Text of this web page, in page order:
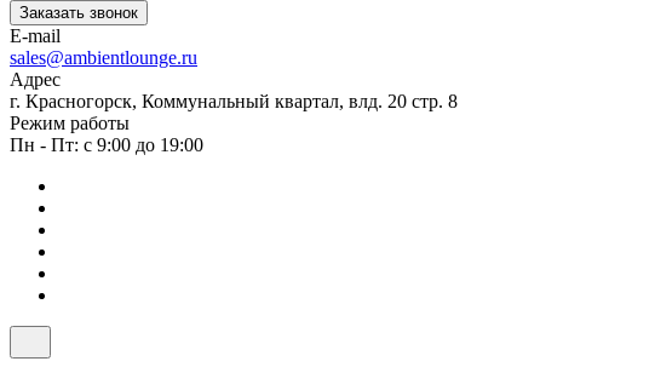
Заказать звонок
E-mail
sales@ambientlounge.ru
Адрес
г. Красногорск, Коммунальный квартал, влд. 20 стр. 8
Режим работы
Пн - Пт: с 9:00 до 19:00